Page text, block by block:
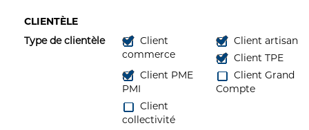
CLIENTÈLE
Type de clientèle
Client
commerce
Client artisan
Client TPE
Client PME
PMI
Client Grand
Compte
Client
collectivité